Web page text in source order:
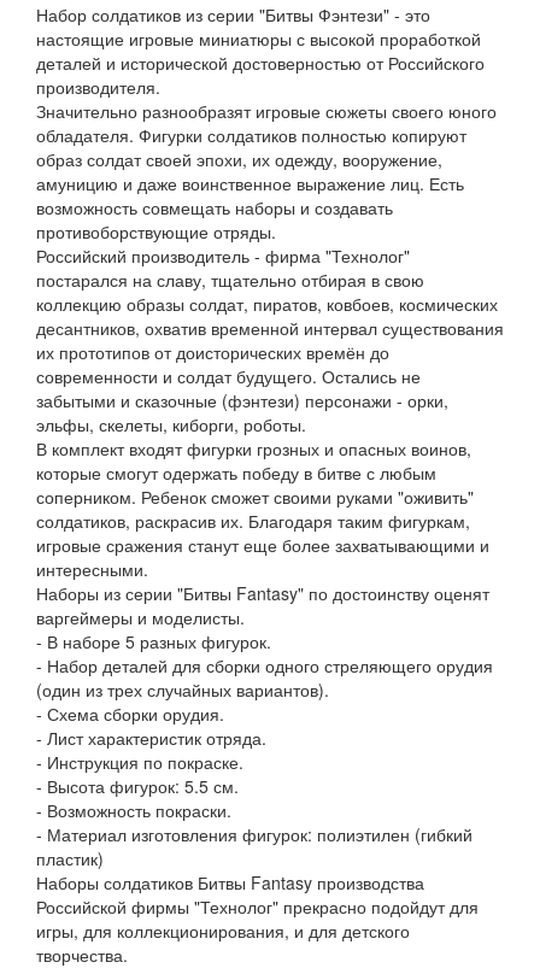
Набор солдатиков из серии "Битвы Фэнтези" - это
настоящие игровые миниатюры с высокой проработкой
деталей и исторической достоверностью от Российского
производителя.
Значительно разнообразят игровые сюжеты своего юного
обладателя. Фигурки солдатиков полностью копируют
образ солдат своей эпохи, их одежду, вооружение,
амуницию и даже воинственное выражение лиц. Есть
возможность совмещать наборы и создавать
противоборствующие отряды.
Российский производитель - фирма "Технолог"
постарался на славу, тщательно отбирая в свою
коллекцию образы солдат, пиратов, ковбоев, космических
десантников, охватив временной интервал существования
их прототипов от доисторических времён до
современности и солдат будущего. Остались не
забытыми и сказочные (фэнтези) персонажи - орки,
эльфы, скелеты, киборги, роботы.
В комплект входят фигурки грозных и опасных воинов,
которые смогут одержать победу в битве с любым
соперником. Ребенок сможет своими руками "оживить"
солдатиков, раскрасив их. Благодаря таким фигуркам,
игровые сражения станут еще более захватывающими и
интересными.
Наборы из серии "Битвы Fantasy" по достоинству оценят
варгеймеры и моделисты.
- В наборе 5 разных фигурок.
- Набор деталей для сборки одного стреляющего орудия
(один из трех случайных вариантов).
- Схема сборки орудия.
- Лист характеристик отряда.
- Инструкция по покраске.
- Высота фигурок: 5.5 см.
- Возможность покраски.
- Материал изготовления фигурок: полиэтилен (гибкий
пластик)
Наборы солдатиков Битвы Fantasy производства
Российской фирмы "Технолог" прекрасно подойдут для
игры, для коллекционирования, и для детского
творчества.